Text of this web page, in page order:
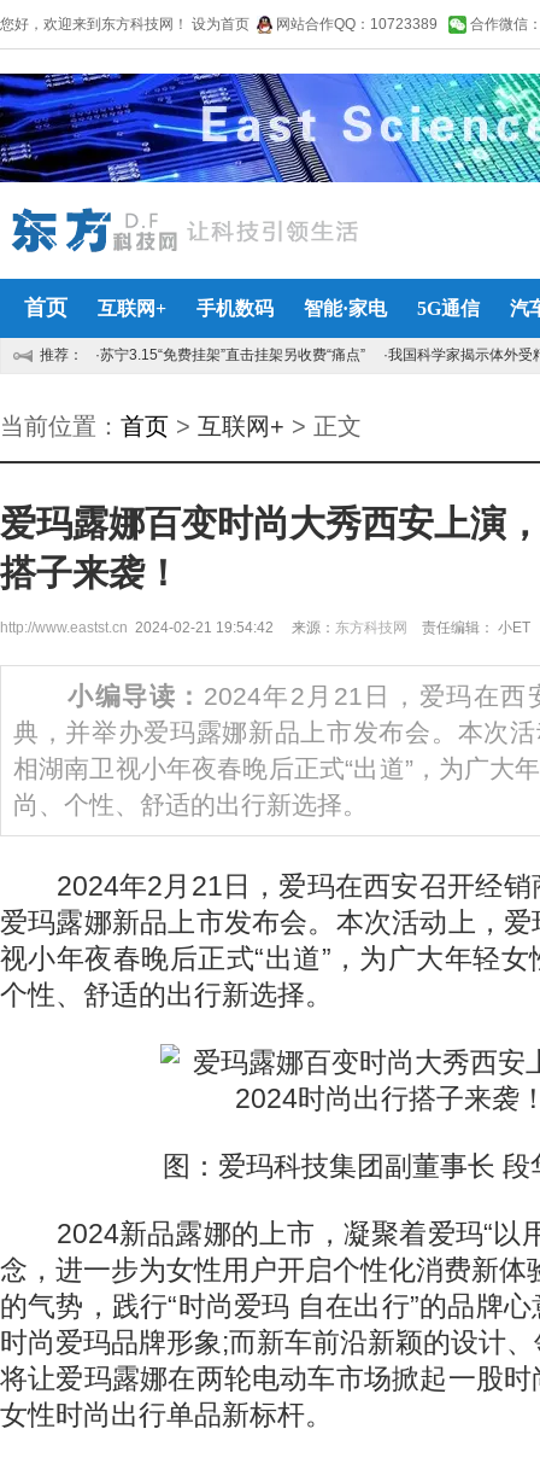
您好，欢迎来到东方科技网！ 设为首页 网站合作QQ：10723389 合作微信
首页 互联网+ 手机数码 智能·家电 5G通信 汽
推荐： ·苏宁3.15“免费挂架”直击挂架另收费“痛点” ·我国科学家揭示体外
当前位置： 首页 > 互联网+ > 正文
爱玛露娜百变时尚大秀西安上演
搭子来袭！
http://www.eastst.cn 2024-02-21 19:54:42 来源： 东方科技网 责任编辑： 小ET
小编导读： 2024年2月21日，爱玛在西
典，并举办爱玛露娜新品上市发布会。本次
相湖南卫视小年夜春晚后正式“出道”，为广大
尚、个性、舒适的出行新选择。
2024年2月21日，爱玛在西安召开经销
爱玛露娜新品上市发布会。本次活动上，
视小年夜春晚后正式“出道”，为广大年轻
个性、舒适的出行新选择。
图：爱玛科技集团副董事长 段
2024新品露娜的上市，凝聚着爱玛“以
念，进一步为女性用户开启个性化消费新体
的气势，践行“时尚爱玛 自在出行”的品牌
时尚爱玛品牌形象;而新车前沿新颖的设计
将让爱玛露娜在两轮电动车市场掀起一股
女性时尚出行单品新标杆。